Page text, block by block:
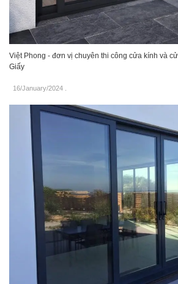
Việt Phong - đơn vị chuyên thi công cửa kính và
Giấy
16/January/2024